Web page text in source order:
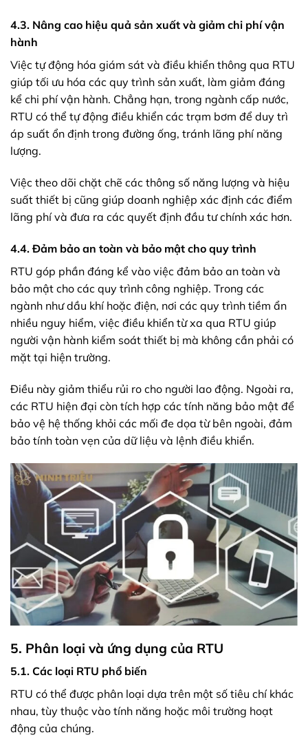
4.3. Nâng cao hiệu quả sản xuất và giảm chi phí vận
hành
Việc tự động hóa giám sát và điều khiển thông qua RTU
giúp tối ưu hóa các quy trình sản xuất, làm giảm đáng
kể chi phí vận hành. Chẳng hạn, trong ngành cấp nước,
RTU có thể tự động điều khiển các trạm bơm để duy trì
áp suất ổn định trong đường ống, tránh lãng phí năng
lượng.
Việc theo dõi chặt chẽ các thông số năng lượng và hiệu
suất thiết bị cũng giúp doanh nghiệp xác định các điểm
lãng phí và đưa ra các quyết định đầu tư chính xác hơn.
4.4. Đảm bảo an toàn và bảo mật cho quy trình
RTU góp phần đáng kể vào việc đảm bảo an toàn và
bảo mật cho các quy trình công nghiệp. Trong các
ngành như dầu khí hoặc điện, nơi các quy trình tiềm ẩn
nhiều nguy hiểm, việc điều khiển từ xa qua RTU giúp
người vận hành kiểm soát thiết bị mà không cần phải có
mặt tại hiện trường.
Điều này giảm thiểu rủi ro cho người lao động. Ngoài ra,
các RTU hiện đại còn tích hợp các tính năng bảo mật để
bảo vệ hệ thống khỏi các mối đe dọa từ bên ngoài, đảm
bảo tính toàn vẹn của dữ liệu và lệnh điều khiển.
5. Phân loại và ứng dụng của RTU
5.1. Các loại RTU phổ biến
RTU có thể được phân loại dựa trên một số tiêu chí khác
nhau, tùy thuộc vào tính năng hoặc môi trường hoạt
động của chúng.